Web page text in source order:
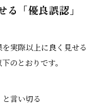
「優良誤認」
実際以上に良く見せる
のとおりです。
言い切る